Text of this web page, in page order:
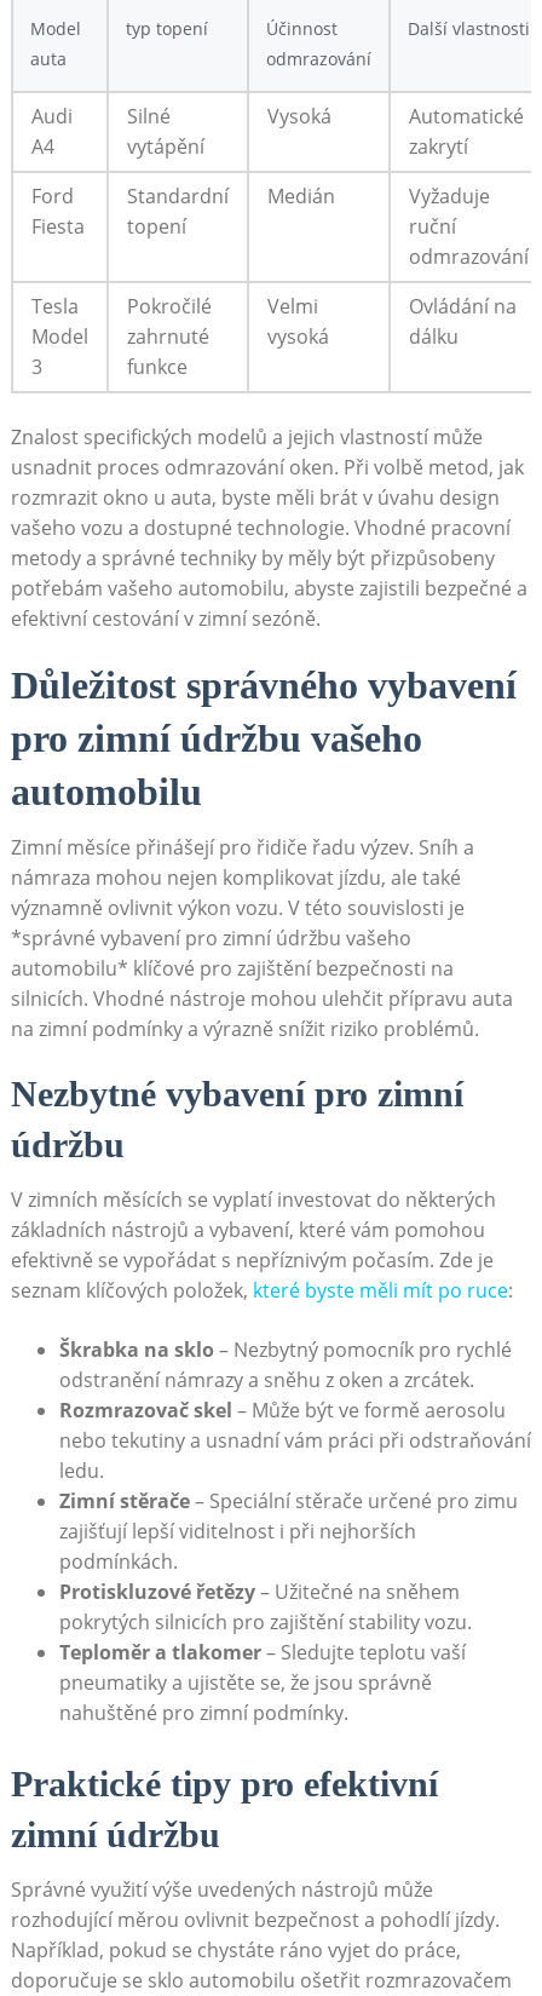
Model
auta
typ topení
Účinnost
odmrazování
Další vlastnosti
Audi
A4
Silné
vytápění
Vysoká
Automatické
zakrytí
Ford
Fiesta
Standardní‌
topení
Medián
Vyžaduje‍
ruční
odmrazování
Tesla
Model
3
Pokročilé
zahrnuté
funkce
Velmi
vysoká
Ovládání na
dálku
Znalost ⁣specifických modelů a jejich vlastností může
usnadnit proces odmrazování oken. Při volbě metod, jak
rozmrazit okno u‌ auta, byste měli brát v⁣ úvahu design
vašeho⁣ vozu a dostupné technologie. Vhodné pracovní
metody a správné techniky by měly být přizpůsobeny
potřebám vašeho automobilu, abyste zajistili bezpečné a
efektivní cestování v zimní sezóně.
Důležitost správného vybavení
pro zimní údržbu vašeho
automobilu
Zimní měsíce ‍přinášejí pro řidiče řadu výzev. Sníh a
námraza mohou nejen komplikovat jízdu, ale také
významně ovlivnit⁢ výkon​ vozu.‍ V této souvislosti je
*správné vybavení pro ​zimní údržbu vašeho
automobilu* klíčové pro‌ zajištění‌ bezpečnosti ‍na
silnicích. Vhodné nástroje mohou ulehčit přípravu auta
na zimní podmínky a výrazně snížit riziko problémů.
Nezbytné vybavení⁢ pro‌ zimní
údržbu
V zimních měsících se vyplatí investovat do⁣ některých
základních nástrojů‌ a⁣ vybavení, které vám pomohou
efektivně se vypořádat s nepříznivým počasím. Zde je
seznam klíčových položek, které byste měli mít po ruce:
Škrabka na‍ sklo – Nezbytný pomocník pro⁤ rychlé
odstranění námrazy a sněhu z oken a zrcátek.
Rozmrazovač skel – Může být ​ve formě aerosolu ​
nebo tekutiny a usnadní vám⁢ práci při odstraňování
ledu.
Zimní ‍stěrače– Speciální stěrače určené pro zimu
zajišťují lepší viditelnost i při nejhorších
podmínkách.
Protiskluzové řetězy⁤– Užitečné na ⁣sněhem
pokrytých silnicích pro zajištění stability vozu.
Teploměr a tlakomer– Sledujte teplotu vaší
pneumatiky a ujistěte se, že jsou správně
nahuštěné pro zimní podmínky.
Praktické tipy ⁢pro efektivní
zimní údržbu
Správné využití výše uvedených nástrojů může
rozhodující měrou ovlivnit bezpečnost a pohodlí​ jízdy.
Například, pokud se chystáte ráno ​vyjet do práce,
doporučuje se sklo automobilu ošetřit rozmrazovačem